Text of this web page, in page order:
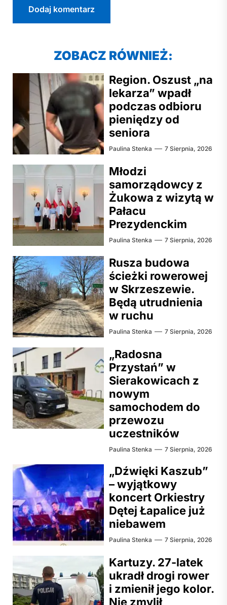
ZOBACZ RÓWNIEŻ:
Region. Oszust „na
lekarza” wpadł
podczas odbioru
pieniędzy od
seniora
Paulina Stenka 7 Sierpnia, 2026
Młodzi
samorządowcy z
Żukowa z wizytą w
Pałacu
Prezydenckim
Paulina Stenka 7 Sierpnia, 2026
Rusza budowa
ścieżki rowerowej
w Skrzeszewie.
Będą utrudnienia
w ruchu
Paulina Stenka 7 Sierpnia, 2026
„Radosna
Przystań” w
Sierakowicach z
nowym
samochodem do
przewozu
uczestników
Paulina Stenka 7 Sierpnia, 2026
„Dźwięki Kaszub”
– wyjątkowy
koncert Orkiestry
Dętej Łapalice już
niebawem
Paulina Stenka 7 Sierpnia, 2026
Kartuzy. 27-latek
ukradł drogi rower
i zmienił jego kolor.
Nie zmylił